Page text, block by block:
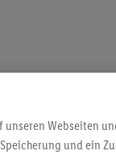
Webseiten
und ein